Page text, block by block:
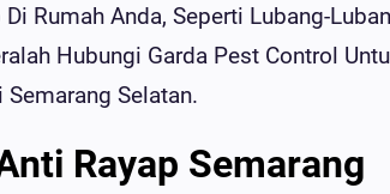
Rumah Anda, Seperti Lubang-
Hubungi Garda Pest Control
Semarang Selatan.
Rayap Semarang